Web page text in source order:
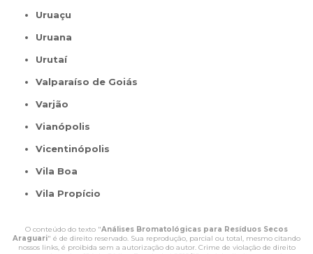
Uruaçu
Uruana
Urutaí
Valparaíso de Goiás
Varjão
Vianópolis
Vicentinópolis
Vila Boa
Vila Propício
O conteúdo do texto "Análises Bromatológicas para Resíduos Secos
Araguari" é de direito reservado. Sua reprodução, parcial ou total, mesmo citando
nossos links, é proibida sem a autorização do autor. Crime de violação de direito